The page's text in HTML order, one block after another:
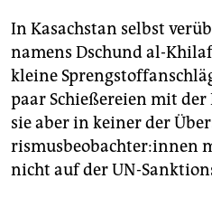
In Kasachstan selbst
namens Dschund al-
kleine
paar Schießereien mit der
sie aber in keiner der
ris­mus­be­ob­ach­te­r:in­nen
nicht auf der UN-